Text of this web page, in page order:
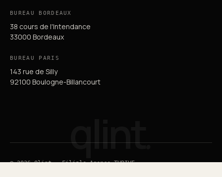
BUREAU BORDEAUX
38 cours de l'Intendance
33000 Bordeaux
BUREAU PARIS
143 rue de Silly
92100 Boulogne-Billancourt
qlint.
© 2026 Qlint — Filiale Agence THRIVE